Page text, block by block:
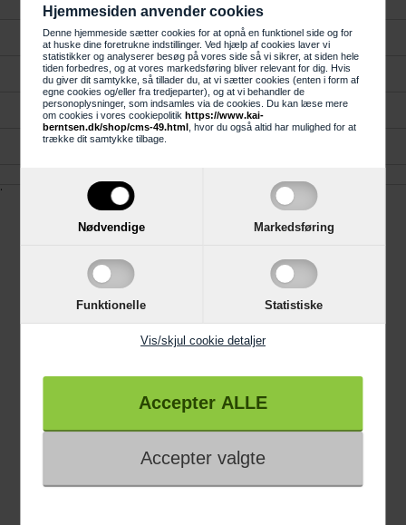
Hjemmesiden anvender cookies
Denne hjemmeside sætter cookies for at opnå en funktionel side og for
at huske dine foretrukne indstillinger. Ved hjælp af cookies laver vi
statistikker og analyserer besøg på vores side så vi sikrer, at siden hele
tiden forbedres, og at vores markedsføring bliver relevant for dig. Hvis
du giver dit samtykke, så tillader du, at vi sætter cookies (enten i form af
egne cookies og/eller fra tredjeparter), og at vi behandler de
personoplysninger, som indsamles via de cookies. Du kan læse mere
om cookies i vores cookiepolitikhttps://www.kai-
berntsen.dk/shop/cms-49.html , hvor du også altid har mulighed for at
trække dit samtykke tilbage.
Nødvendige Markedsføring
Funktionelle Statistiske
Vis/skjul cookie detaljer
Kundeservice
Gavekort
Køkken, Bad og Garderobe
Reklamation
4 års garanti
Gode råd
Viden om
Black Friday
.